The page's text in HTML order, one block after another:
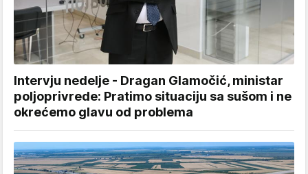
Intervju nedelje - Dragan Glamočić, ministar
poljoprivrede: Pratimo situaciju sa sušom i ne
okrećemo glavu od problema